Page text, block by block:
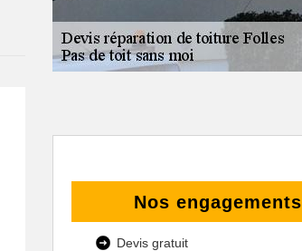
Nos engagements
Devis gratuit